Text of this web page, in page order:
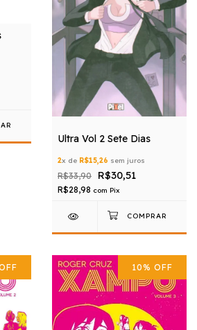
Ultra Vol 2 Sete Dias
2x de R$15,26 sem juros
R$33,90 R$30,51
R$28,98 com Pix
10% OFF